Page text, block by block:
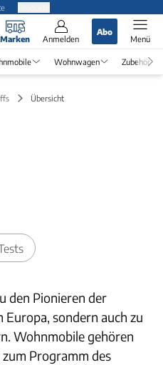
Marken Anmelden
Abo
Menü
Wohnwagen Zubehör
Übersicht
den Pionieren der
sondern auch zu
Wohnmobile gehören
Programm des